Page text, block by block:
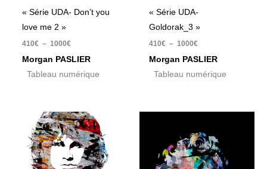
« Série UDA- Don’t you
love me 2 »
410€ – 1000€
Morgan PASLIER
Tableau numérique
« Série UDA-
Goldorak_3 »
410€ – 1000€
Morgan PASLIER
Tableau numérique
Plage
de
prix :
410€
à
1000€
prix :
410€
à
1000€